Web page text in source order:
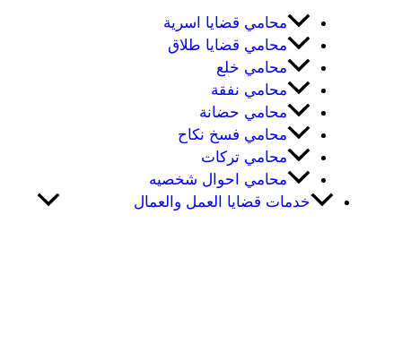
محامي قضايا اسرية
محامي قضايا طلاق
محامي خلع
محامي نفقة
محامي حضانة
محامي فسخ نكاح
محامي تركات
محامي احوال شخصيه
خدمات قضايا العمل والعمال